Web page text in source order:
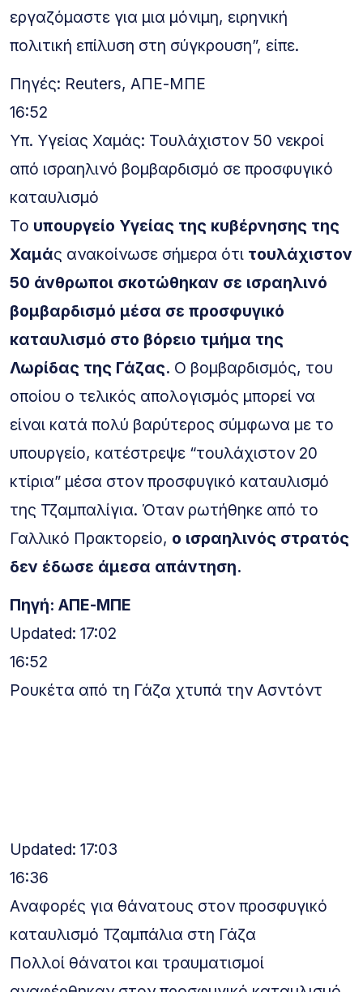
εργαζόμαστε για μια μόνιμη, ειρηνική
πολιτική επίλυση στη σύγκρουση”, είπε.
Πηγές: Reuters, ΑΠΕ-ΜΠΕ
16:52
Υπ. Υγείας Χαμάς: Τουλάχιστον 50 νεκροί
από ισραηλινό βομβαρδισμό σε προσφυγικό
καταυλισμό
Το υπουργείο Υγείας της κυβέρνησης της
Χαμάς ανακοίνωσε σήμερα ότι τουλάχιστον
50 άνθρωποι σκοτώθηκαν σε ισραηλινό
βομβαρδισμό μέσα σε προσφυγικό
καταυλισμό στο βόρειο τμήμα της
Λωρίδας της Γάζας. Ο βομβαρδισμός, του
οποίου ο τελικός απολογισμός μπορεί να
είναι κατά πολύ βαρύτερος σύμφωνα με το
υπουργείο, κατέστρεψε “τουλάχιστον 20
κτίρια” μέσα στον προσφυγικό καταυλισμό
της Τζαμπαλίγια. Όταν ρωτήθηκε από το
Γαλλικό Πρακτορείο, ο ισραηλινός στρατός
δεν έδωσε άμεσα απάντηση.
Πηγή: ΑΠΕ-ΜΠΕ
Updated: 17:02
16:52
Ρουκέτα από τη Γάζα χτυπά την Ασντόντ
Updated: 17:03
16:36
Αναφορές για θάνατους στον προσφυγικό
καταυλισμό Τζαμπάλια στη Γάζα
Πολλοί θάνατοι και τραυματισμοί